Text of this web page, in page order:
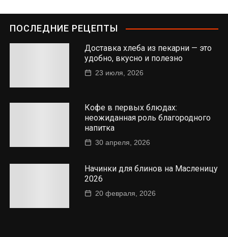
ПОСЛЕДНИЕ РЕЦЕПТЫ
Доставка хлеба из пекарни — это
удобно, вкусно и полезно
23 июля, 2026
Кофе в первых блюдах:
неожиданная роль благородного
напитка
30 апреля, 2026
Начинки для блинов на Масленицу
2026
20 февраля, 2026